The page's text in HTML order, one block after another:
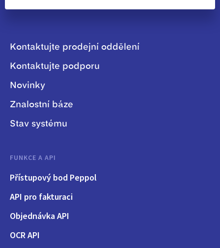
Kontaktujte prodejní oddělení
Kontaktujte podporu
Novinky
Znalostní báze
Stav systému
FUNKCE A API
Přístupový bod Peppol
API pro fakturaci
Objednávka API
OCR API